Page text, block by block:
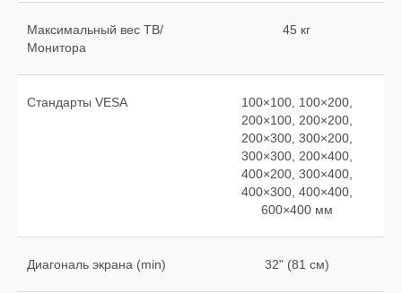
Максимальный вес ТВ/
Монитора
45 кг
Стандарты VESA
100×100, 100×200,
200×100, 200×200,
200×300, 300×200,
300×300, 200×400,
400×200, 300×400,
400×300, 400×400,
600×400 мм
Диагональ экрана (min) 32" (81 см)